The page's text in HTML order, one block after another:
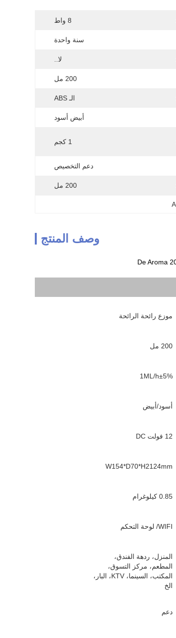
8 واط
سنة واحدة
لا..
200 مل
الـ ABS
أبيض أسود
1 كجم
دعم التخصيص
200 مل
وصف المنتج
موزع رائحة الرائحة
200 مل
1ML/h±5%
أسود/أبيض
12 فولت DC
W154*D70*H2124mm
0.85 كيلوغرام
WIFI/ لوحة التحكم
المنزل، ردهة الفندق،
المطعم، مركز التسوق،
المكتب، السينما، KTV، البار،
الخ
دعم